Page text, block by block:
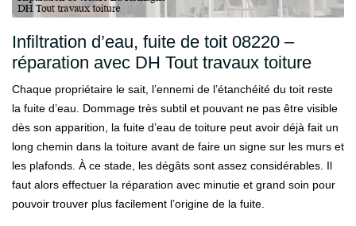
Infiltration d’eau, fuite de toit 08220 –
réparation avec DH Tout travaux toiture
Chaque propriétaire le sait, l’ennemi de l’étanchéité du toit reste
la fuite d’eau. Dommage très subtil et pouvant ne pas être visible
dès son apparition, la fuite d’eau de toiture peut avoir déjà fait un
long chemin dans la toiture avant de faire un signe sur les murs et
les plafonds. À ce stade, les dégâts sont assez considérables. Il
faut alors effectuer la réparation avec minutie et grand soin pour
pouvoir trouver plus facilement l’origine de la fuite.